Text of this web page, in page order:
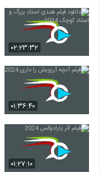
۰۲:۲۳:۳۲
۰۱:۳۶:۴۰
۰۱:۲۷:۱۰